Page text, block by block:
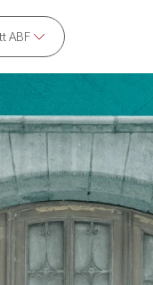
ABF